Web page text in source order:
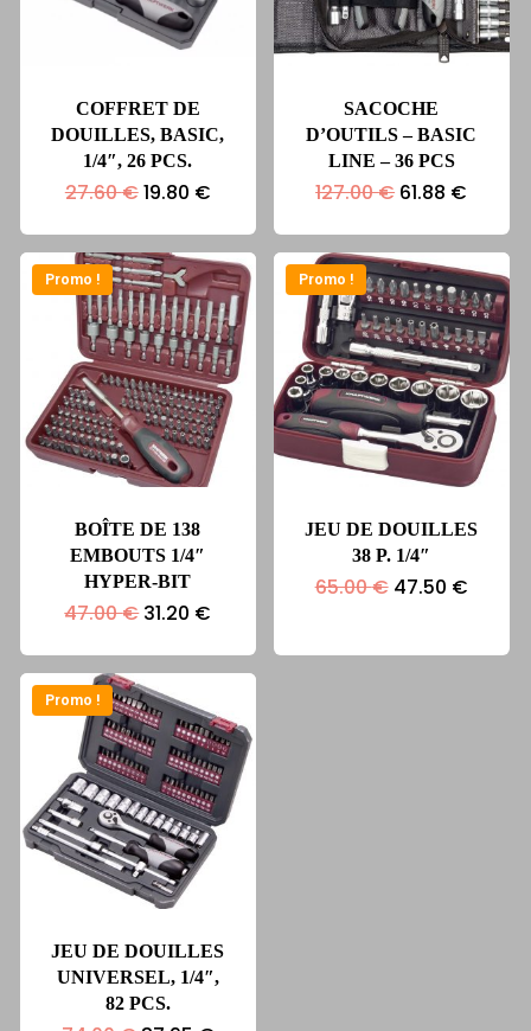
COFFRET DE
DOUILLES, BASIC,
1/4″, 26 PCS.
27.60€Le
initial
était :
27.60 €.
19.80 €Le
actuel
est :
19.80 €.
SACOCHE
D’OUTILS – BASIC
LINE – 36 PCS
127.00€ Le
initial
était :
127.00 €.
61.88 €
actuel
est :
61.88
Promo !
BOÎTE DE 138
EMBOUTS 1/4″
HYPER-BIT
47.00€ Le
initial
était :
47.00 €.
31.20 €
actuel
est :
Promo !
JEU DE DOUILLES
38 P. 1/4″
65.00€ Le
65.00 €.
47.50 €Le
47.50
Promo !
JEU DE DOUILLES
UNIVERSEL, 1/4″,
82 PCS.